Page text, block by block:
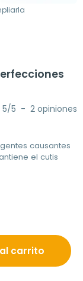
5/5 - 2 opiniones
causantes
el cutis
carrito